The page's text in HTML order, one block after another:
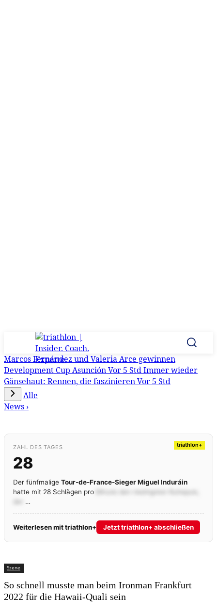
Marcos Fernández und Valeria Arce gewinnen
Development Cup AsunciónVor 5 StdImmer wieder
Gänsehaut: Rennen, die faszinierenVor 5 Std
Alle
News ›
triathlon+
ZAHL DES TAGES
28
Der fünfmalige Tour-de-France-Sieger Miguel Induráin
hatte mit 28 Schlägen pro
…
Weiterlesen mit triathlon+ Jetzt triathlon+ abschließen
Szene
So schnell musste man beim Ironman Frankfurt
2022 für die Hawaii-Quali sein